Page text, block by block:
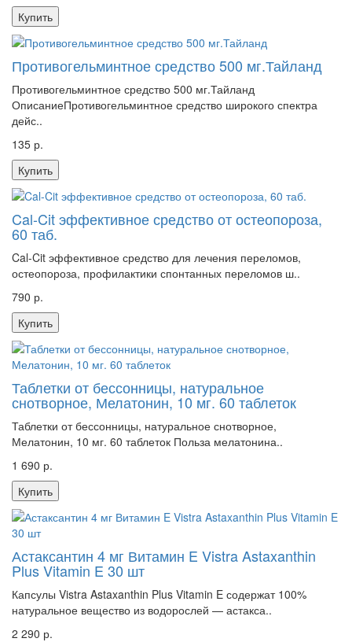
Купить
Противогельминтное средство 500 мг.Тайланд
Противогельминтное средство 500 мг.Тайланд
ОписаниеПротивогельминтное средство широкого спектра
дейс..
135 р.
Купить
Cal-Cit эффективное средство от остеопороза,
60 таб.
Cal-Cit эффективное средство для лечения переломов,
остеопороза, профилактики спонтанных переломов ш..
790 р.
Купить
Таблетки от бессонницы, натуральное
снотворное, Мелатонин, 10 мг. 60 таблеток
Таблетки от бессонницы, натуральное снотворное,
Мелатонин, 10 мг. 60 таблеток Польза мелатонина..
1 690 р.
Купить
Астаксантин 4 мг Витамин E Vistra Astaxanthin
Plus Vitamin E 30 шт
Капсулы Vistra Astaxanthin Plus Vitamin E содержат 100%
натуральное вещество из водорослей — астакса..
2 290 р.